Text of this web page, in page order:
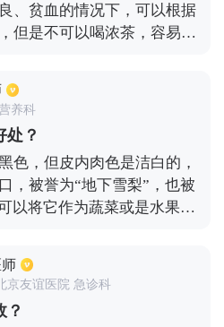
给肠胃造成负担。
、贫血的情况下，可以根据
但是不可以喝浓茶，容易导
油腻食物，避免吸二手烟。
养科
处？
色，但皮内肉色是洁白的，
，被誉为“地下雪梨”，也被
以将它作为蔬菜或是水果来
药师都会用荸荠来治疗慢性
荠绞成汤汁，让患者去喝。
京友谊医院 急诊科
？